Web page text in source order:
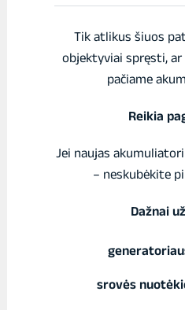
Tik atlikus šiuos
objektyviai spręsti,
pačiame
Reikia
Jei naujas
– neskubėkite
Dažnai
srovės